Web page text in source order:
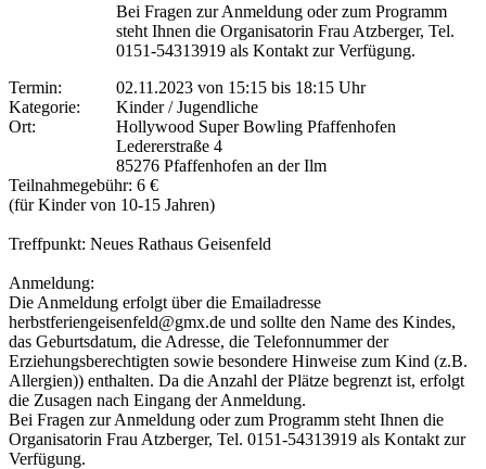
Bei Fragen zur Anmeldung oder zum Programm
steht Ihnen die Organisatorin Frau Atzberger, Tel.
0151-54313919 als Kontakt zur Verfügung.
Termin:
02.11.2023 von 15:15 bis 18:15 Uhr
Kategorie:
Kinder / Jugendliche
Ort:
Hollywood Super Bowling Pfaffenhofen
Ledererstraße 4
85276 Pfaffenhofen an der Ilm
Teilnahmegebühr: 6 €
(für Kinder von 10-15 Jahren)
Treffpunkt: Neues Rathaus Geisenfeld
Anmeldung:
Die Anmeldung erfolgt über die Emailadresse
herbstferiengeisenfeld@gmx.de und sollte den Name des Kindes,
das Geburtsdatum, die Adresse, die Telefonnummer der
Erziehungsberechtigten sowie besondere Hinweise zum Kind (z.B.
Allergien)) enthalten. Da die Anzahl der Plätze begrenzt ist, erfolgt
die Zusagen nach Eingang der Anmeldung.
Bei Fragen zur Anmeldung oder zum Programm steht Ihnen die
Organisatorin Frau Atzberger, Tel. 0151-54313919 als Kontakt zur
Verfügung.